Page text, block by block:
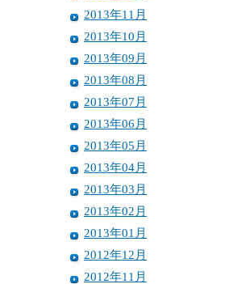
2013年11月
2013年10月
2013年09月
2013年08月
2013年07月
2013年06月
2013年05月
2013年04月
2013年03月
2013年02月
2013年01月
2012年12月
2012年11月